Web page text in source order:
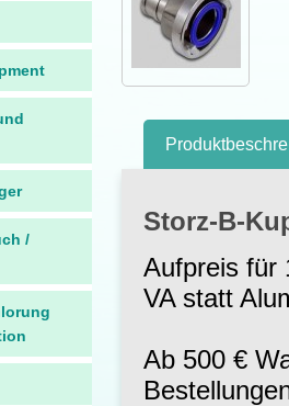
/
Storz-B-
Aufpreis für
VA statt
Ab 500 €